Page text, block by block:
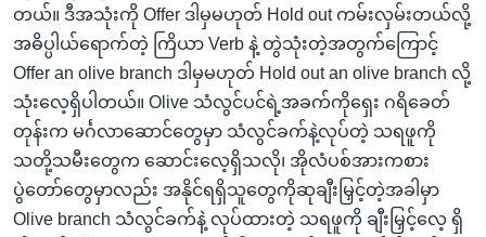
တယ်။ ဒီအသုံးကို Offer ဒါမှမဟုတ် Hold out ကမ်းလှမ်းတယ်လို့
အဓိပ္ပါယ်ရောက်တဲ့ ကြိယာ Verb နဲ့ တွဲသုံးတဲ့အတွက်ကြောင့်
Offer an olive branch ဒါမှမဟုတ် Hold out an olive branch လို့
သုံးလေ့ရှိပါတယ်။ Olive သံလွင်ပင်ရဲ့အခက်ကိုရှေး ဂရိခေတ်
တုန်းက မင်္ဂလာဆောင်တွေမှာ သံလွင်ခက်နဲ့လုပ်တဲ့ သရဖူကို
သတို့သမီးတွေက ဆောင်းလေ့ရှိသလို၊ အိုလံပစ်အားကစား
ပွဲတော်တွေမှာလည်း အနိုင်ရရှိသူတွေကိုဆုချီးမြှင့်တဲ့အခါမှာ
Olive branch သံလွင်ခက်နဲ့ လုပ်ထားတဲ့ သရဖူကို ချီးမြှင့်လေ့ ရှိ